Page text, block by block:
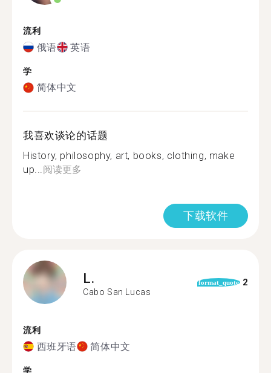
流利
俄语 英语
学
简体中文
我喜欢谈论的话题
History, philosophy, art, books, clothing, make
up...阅读更多
下载软件
L.
Cabo San Lucas
format_quote 2
流利
西班牙语 简体中文
学